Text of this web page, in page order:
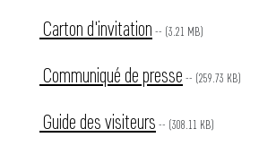
Carton d'invitation -- (3.21 MB)
Communiqué de presse -- (259.73 KB)
Guide des visiteurs -- (308.11 KB)